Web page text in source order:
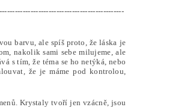
barvu, ale spíš proto, že láska je
nakolik sami sebe milujeme, ale
s tím, že téma se ho netýká, nebo
že je máme pod kontrolou,
Krystaly tvoří jen vzácně, jsou